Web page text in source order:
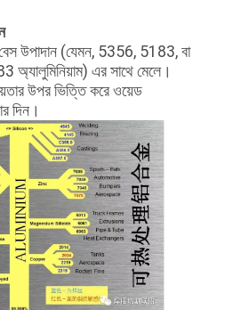
উপাদান (যেমন, 5356, 5183, বা
এর সাথে মেলে।
উপর ভিত্তি করে ওয়েড
দিন।